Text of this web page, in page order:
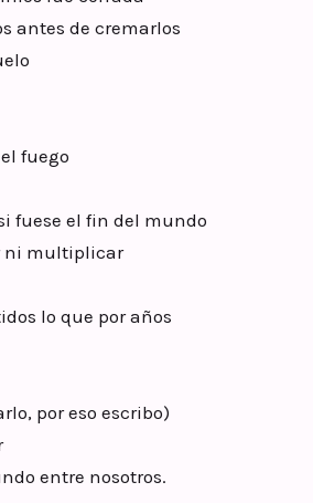
antes de cremarlos
fuego
fuese el fin del mundo
ni multiplicar
lo que por años
por eso escribo)
entre nosotros.